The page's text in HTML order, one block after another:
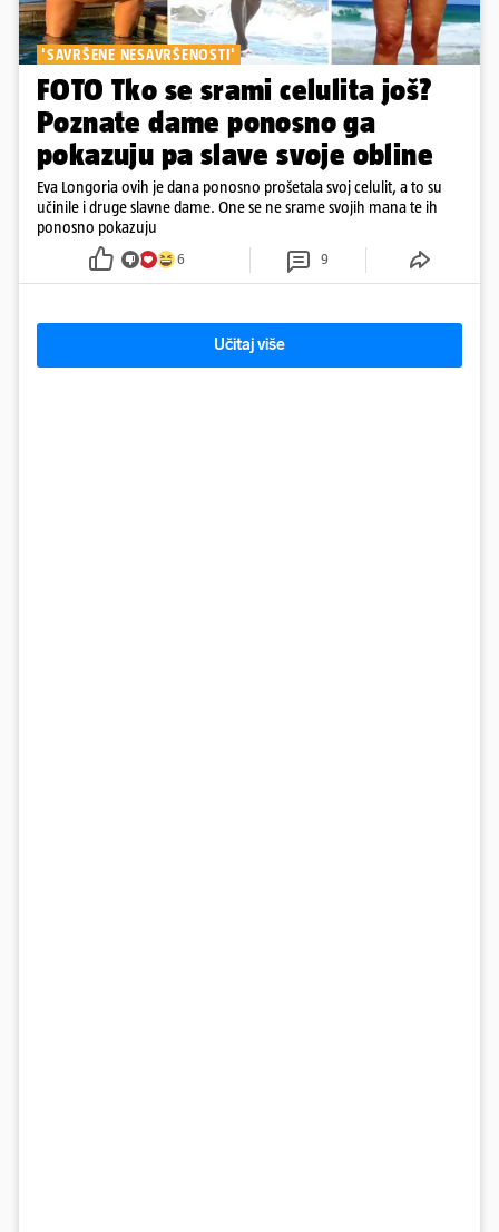
'SAVRŠENE NESAVRŠENOSTI'
FOTO Tko se srami celulita još?
Poznate dame ponosno ga
pokazuju pa slave svoje obline
Eva Longoria ovih je dana ponosno prošetala svoj celulit, a to su
učinile i druge slavne dame. One se ne srame svojih mana te ih
ponosno pokazuju
6 9
Učitaj više